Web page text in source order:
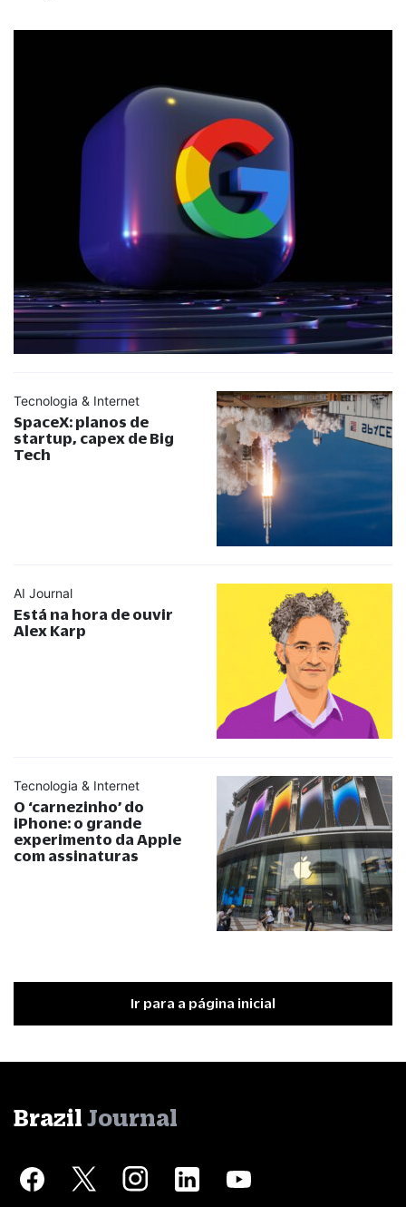
Tecnologia & Internet
SpaceX: planos de
startup, capex de Big
Tech
AI Journal
Está na hora de ouvir
Alex Karp
Tecnologia & Internet
O ‘carnezinho’ do
iPhone: o grande
experimento da Apple
com assinaturas
Ir para a página inicial
Brazil Journal